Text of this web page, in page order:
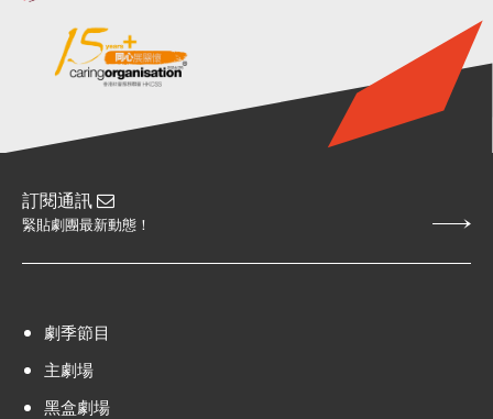
訂閱通訊
緊貼劇團最新動態！
劇季節目
主劇場
黑盒劇場